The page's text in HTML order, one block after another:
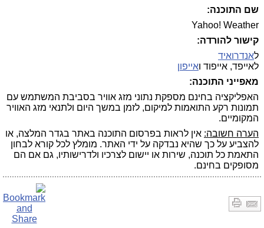
שם התוכנה:
Yahoo! Weather
קישור להורדה:
לאנדרואיד
לאייפד, אייפוד ואייפון
מאפייני התוכנה:
האפליקציה בחינם מספקת נתוני מזג אוויר בסביבת המשתמש עם
תמונות רקע התואמות למיקום, לזמן במשך היום ולתנאי מזג האוויר
המקומיים.
הערה חשובה: אין לראות בפרסום התוכנה באתר בגדר המלצה, או
להצביע על כך שהיא נבדקה על ידי האתר. מומלץ לכל קורא לבחון
התאמת כל תוכנה, שירות או יישום לצרכיו ולדרישותיו, גם אם הם
מסופקים בחינם.